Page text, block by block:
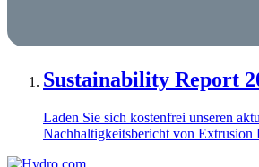
Sustainability Report
Laden Sie sich kostenfrei unseren
Nachhaltigkeitsbericht von Extrusion